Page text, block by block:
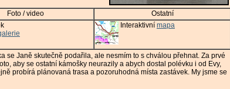
Foto / video
Ostatní
Interaktivní mapa
se Janě skutečně podařila, ale nesmím to s chválou přehnat. Za prvé
aby se ostatní kámošky neurazily a abych dostal polévku i od Evy,
probírá plánovaná trasa a pozoruhodná místa zastávek. My jsme se